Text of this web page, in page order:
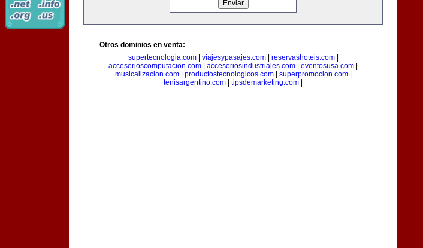
Otros dominios en venta:
supertecnologia.com| viajesypasajes.com| reservashoteis.com|
accesorioscomputacion.com
accesoriosindustriales.com eventosusa.com
musicalizacion.com| productostecnologicos.com| superpromocion.com|
tenisargentino.com
tipsdemarketing.com